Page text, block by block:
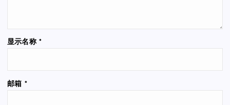
显示名称 *
邮箱 *